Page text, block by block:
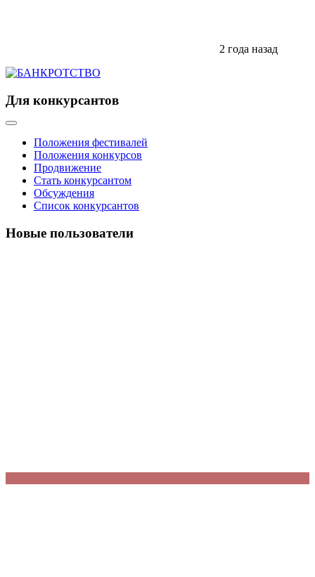
2 года назад
Для конкурсантов
Положения фестивалей
Положения конкурсов
Продвижение
Стать конкурсантом
Обсуждения
Список конкурсантов
Новые пользователи